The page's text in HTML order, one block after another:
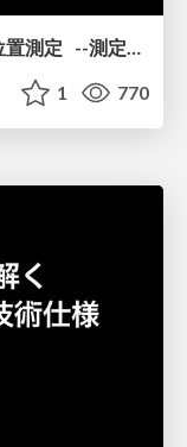
iPhoneの外部センサーを使わない位置測定 --測定誤差を添えて--
1 770